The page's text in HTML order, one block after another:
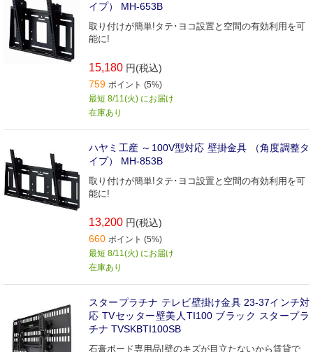
イプ） MH-653B
取り付けが簡単!タテ･ヨコ設置と空間の有効利用を可
能に!
15,180 円(税込)
759 ポイント (5%)
最短 8/11(火) にお届け
在庫あり
ハヤミ工産 ～100V型対応 壁掛金具 （角度調整タ
イプ） MH-853B
取り付けが簡単!タテ･ヨコ設置と空間の有効利用を可
能に!
13,200 円(税込)
660 ポイント (5%)
最短 8/11(火) にお届け
在庫あり
スタープラチナ テレビ壁掛け金具 23-37インチ対
応 TVセッター壁美人TI100 ブラック スタープラ
チナ TVSKBTI100SB
石膏ボード専用品!壁のキズが目立たないから賃貸で